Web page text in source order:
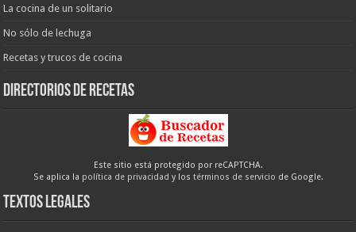
La cocina de un solitario
No sólo de lechuga
Recetas y trucos de cocina
Directorios de recetas
Este sitio está protegido por reCAPTCHA.
Se aplica la política de privacidad y los términos de servicio de Google.
Textos legales